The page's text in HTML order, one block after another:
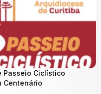
Passeio Ciclístico
Centenário